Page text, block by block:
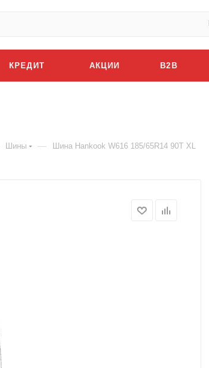
КРЕДИТ АКЦИИ B2B
Шины — Шина Hankook W616 185/65R14 90T XL